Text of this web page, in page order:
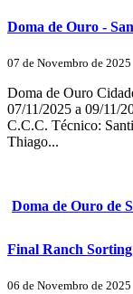
Doma de Ouro -
07 de Novembro de 2025
Doma de Ouro
07/11/2025 a 09/11/
C.C.C. Técnico:
Thiago...
Doma de Ouro de
Final Ranch
06 de Novembro de 2025